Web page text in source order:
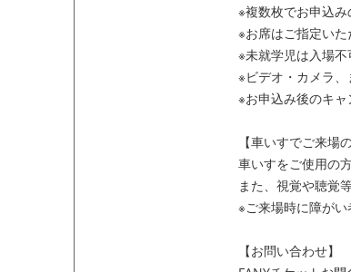
※複数枚でお申込
※お席はご指定いた
※未就学児は入場不
※ビデオ・カメラ
※お申込み後のキャ
【車いすでご来場
車いすをご使用の
また、 視覚や聴覚
※ご来場時に障が
【お問い合わせ】